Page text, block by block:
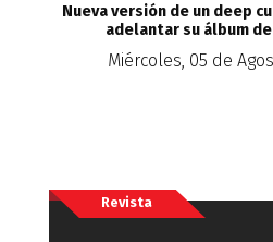
Nueva versión de un deep
adelantar su álbum
Miércoles, 05 de
Revista